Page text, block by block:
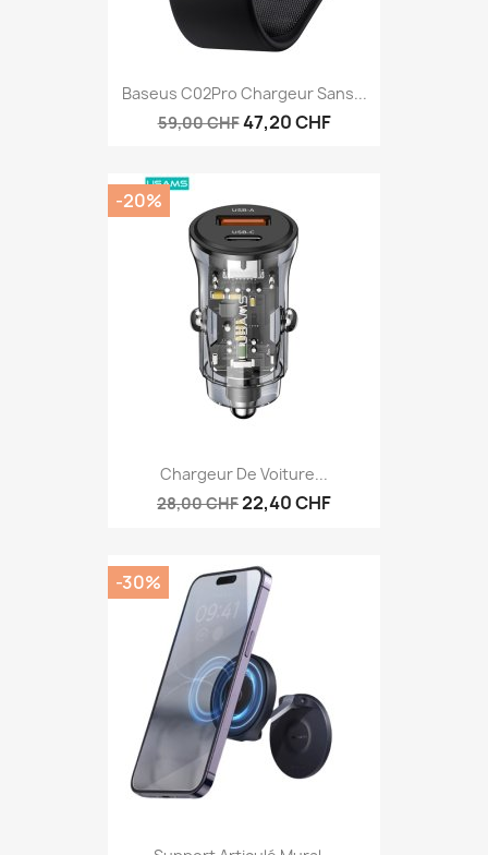
Baseus C02Pro Chargeur Sans...
59,00 CHF47,20 CHF
Chargeur De Voiture...
28,00 CHF22,40 CHF
-20%
-30%